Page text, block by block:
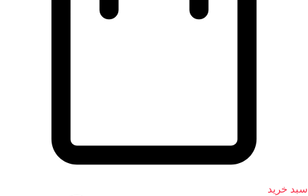
سبد خرید